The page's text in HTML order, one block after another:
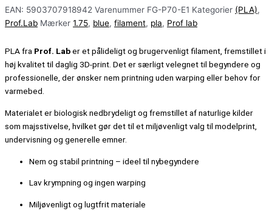
EAN: 5903707918942 Varenummer FG-P70-E1 Kategorier (PLA),
Prof.Lab Mærker 1.75, blue, filament, pla, Prof lab
PLA fra Prof. Laber et pålideligt og brugervenligt filament, fremstillet i
høj kvalitet til daglig 3D-print. Det er særligt velegnet til begyndere og
professionelle, der ønsker nem printning uden warping eller behov for
varmebed.
Materialet er biologisk nedbrydeligt og fremstillet af naturlige kilder
som majsstivelse, hvilket gør det til et miljøvenligt valg til modelprint,
undervisning og generelle emner.
Nem og stabil printning – ideel til nybegyndere
Lav krympning og ingen warping
Miljøvenligt og lugtfrit materiale